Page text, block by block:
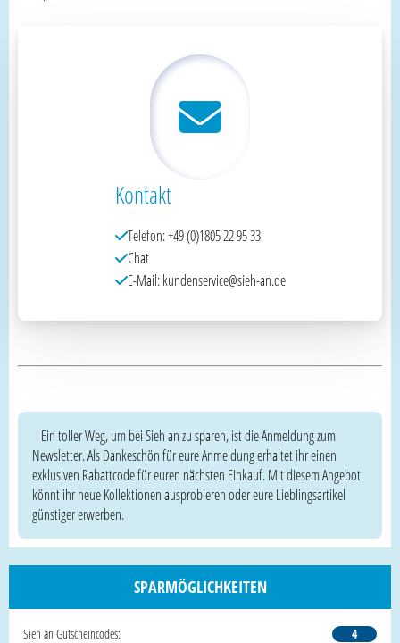
Kontakt
Telefon: +49 (0)1805 22 95 33
Chat
E-Mail: kundenservice@sieh-an.de
Ein toller Weg, um bei Sieh an zu sparen, ist die Anmeldung zum
Newsletter. Als Dankeschön für eure Anmeldung erhaltet ihr einen
exklusiven Rabattcode für euren nächsten Einkauf. Mit diesem Angebot
könnt ihr neue Kollektionen ausprobieren oder eure Lieblingsartikel
günstiger erwerben.
SPARMÖGLICHKEITEN
Sieh an Gutscheincodes:
4